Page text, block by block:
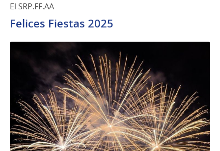
El SRP.FF.AA
Felices Fiestas 2025